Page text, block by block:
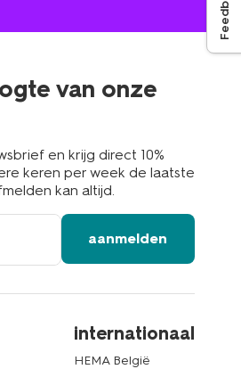
van onze
en krijg direct 10%
keren per week de laatste
kan altijd.
aanmelden
internationaal
HEMA België